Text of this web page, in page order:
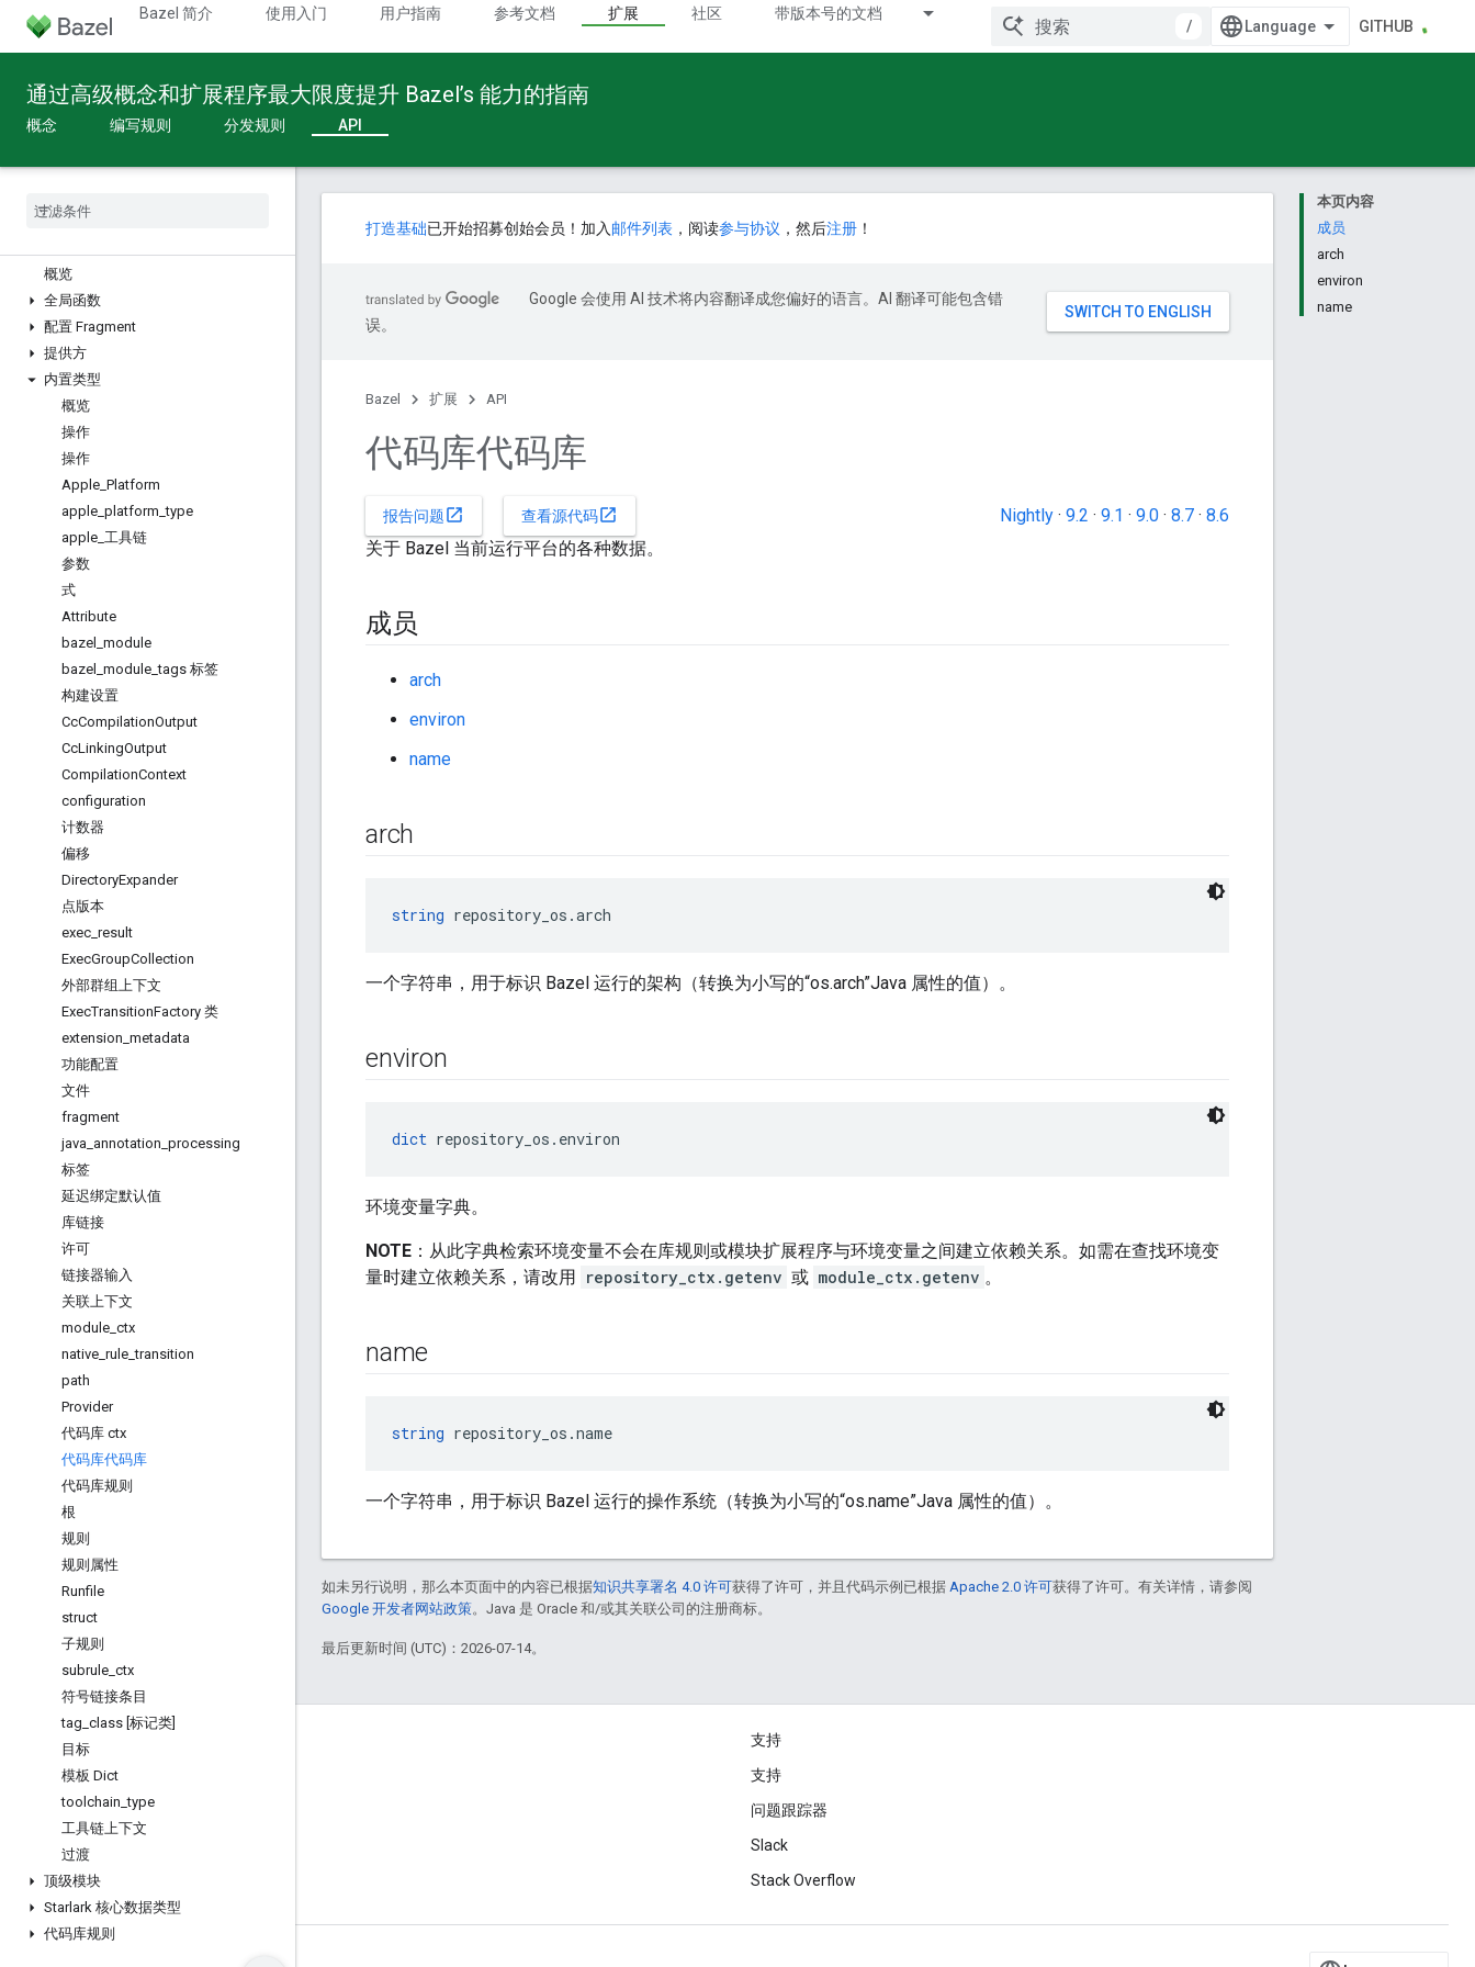
Bazel 简介 使用入门 用户指南 参考文档 扩展 社区 带版本号的文档
/ GITHUB
通过高级概念和扩展程序最大限度提升 Bazel’s 能力的指南
概念 编写规则 分发规则 API
概览
全局函数
配置 Fragment
提供方
内置类型
概览
操作
操作
Apple Platform
apple platform _type
apple 工具链
参数
式
Attribute
bazel module
bazel module _tags 标签
构建设置
CcCompilationOutput
CcLinkingOutput
CompilationContext
configuration
计数器
偏移
DirectoryExpander
点版本
exec result
ExecGroupCollection
外部群组上下文
ExecTransitionFactory 类
extension metadata
功能配置
文件
fragment
java annotation processing
标签
延迟绑定默认值
库链接
许可
链接器输入
关联上下文
module ctx
native rule _transition
path
Provider
代码库 ctx
代码库代码库
代码库规则
根
规则
规则属性
Runfile
struct
子规则
subrule ctx
符号链接条目
tag class [标记类]
目标
模板 Dict
toolchain _type
工具链上下文
过渡
顶级模块
Starlark 核心数据类型
代码库规则
本页内容
成员
arch
environ
name
打造基础已开始招募创始会员！加入 邮件列表 ，阅读参与协议 ，然后注册 ！
Google 会使用 AI 技术将内容翻译成您偏好的语言。AI 翻译可能包含错
误。
Bazel 扩展 API
代码库代码库
报告问题open_in_new 查看源代码open_in_new Nightly · 9.2 · 9.1 · 9.0 · 8.7 · 8.6
关于 Bazel 当前运行平台的各种数据。
成员
arch
environ
name
arch
string repository_os.arch
一个字符串，用于标识 Bazel 运行的架构（转换为小写的“os.arch”Java 属性的值）。
environ
dict repository_os.environ
环境变量字典。
NOTE ：从此字典检索环境变量不会在库规则或模块扩展程序与环境变量之间建立依赖关系。如需在查找环境变
量时建立依赖关系，请改用 repository_ctx.getenv 或 module_ctx.getenv 。
name
string repository_os.name
一个字符串，用于标识 Bazel 运行的操作系统（转换为小写的“os.name”Java 属性的值）。
如未另行说明，那么本页面中的内容已根据知识共享署名 4.0 许可获得了许可，并且代码示例已根据 Apache 2.0 许可获得了许可。有关详情，请参阅
Google 开发者网站政策。Java 是 Oracle 和/或其关联公司的注册商标。
最后更新时间 (UTC)：2026-07-14。
掌握动态
GitHub
支持
支持
问题跟踪器
Slack
Stack Overflow